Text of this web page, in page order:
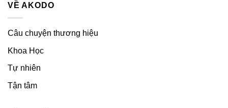
VỀ AKODO
Câu chuyện thương hiệu
Khoa Học
Tự nhiên
Tận tâm